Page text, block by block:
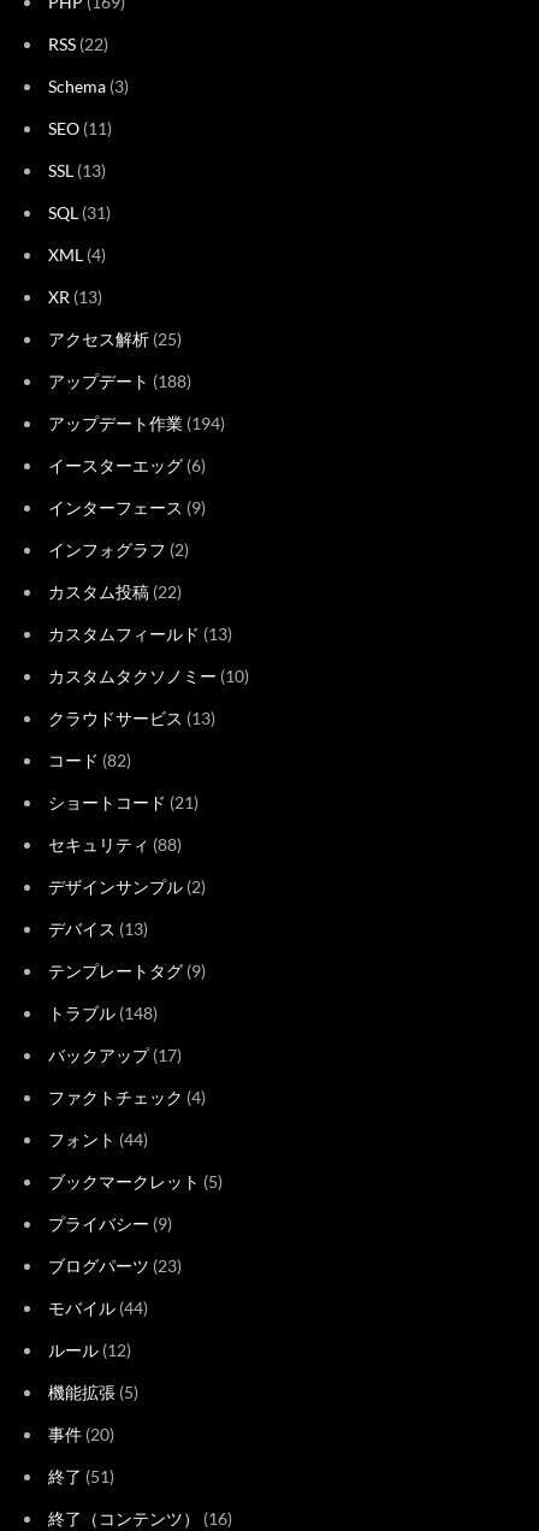
RSS (22)
Schema (3)
SEO (11)
SSL (13)
SQL (31)
XML (4)
XR (13)
アクセス解析 (25)
アップデート (188)
アップデート作業 (194)
イースターエッグ (6)
インターフェース (9)
インフォグラフ (2)
カスタム投稿 (22)
カスタムフィールド (13)
カスタムタクソノミー (10)
クラウドサービス (13)
コード (82)
ショートコード (21)
セキュリティ (88)
デザインサンプル (2)
デバイス (13)
テンプレートタグ (9)
トラブル (148)
バックアップ(17)
ファクトチェック (4)
フォント (44)
ブックマークレット (5)
プライバシー (9)
ブログパーツ (23)
モバイル (44)
ルール (12)
機能拡張 (5)
事件 (20)
終了 (51)
終了（コンテンツ） (16)